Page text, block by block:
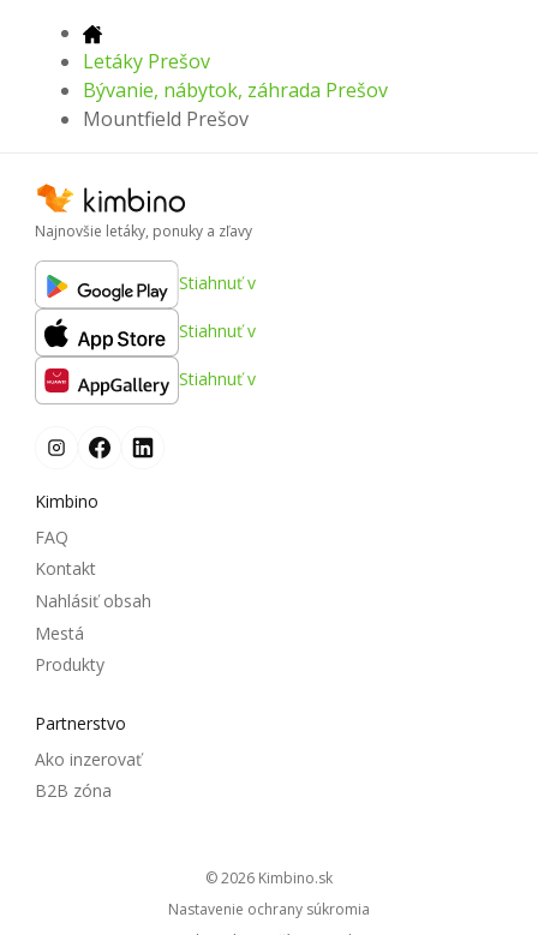
Letáky Prešov
Bývanie, nábytok, záhrada Prešov
Mountfield Prešov
Najnovšie letáky, ponuky a zľavy
Stiahnuť v
Stiahnuť v
Stiahnuť v
Kimbino
FAQ
Kontakt
Nahlásiť obsah
Mestá
Produkty
Partnerstvo
Ako inzerovať
B2B zóna
© 2026
kimbino.sk
Nastavenie ochrany súkromia